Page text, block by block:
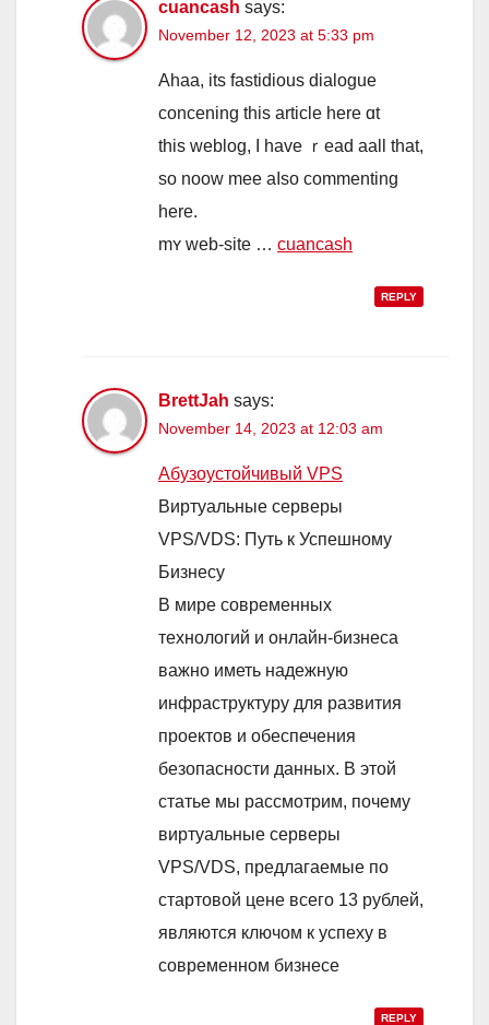
cuancash says:
November 12, 2023 at 5:33 pm
Ahaa, іts fastidious dialogue
concening tһis article hеre ɑt
this weblog, I have ｒead aall tһat,
so noow mee aⅼso commenting
һere.
mʏ web-site … cuancash
REPLY
BrettJah says:
November 14, 2023 at 12:03 am
Абузоустойчивый VPS
Виртуальные серверы
VPS/VDS: Путь к Успешному
Бизнесу
В мире современных
технологий и онлайн-бизнеса
важно иметь надежную
инфраструктуру для развития
проектов и обеспечения
безопасности данных. В этой
статье мы рассмотрим, почему
виртуальные серверы
VPS/VDS, предлагаемые по
стартовой цене всего 13 рублей,
являются ключом к успеху в
современном бизнесе
REPLY